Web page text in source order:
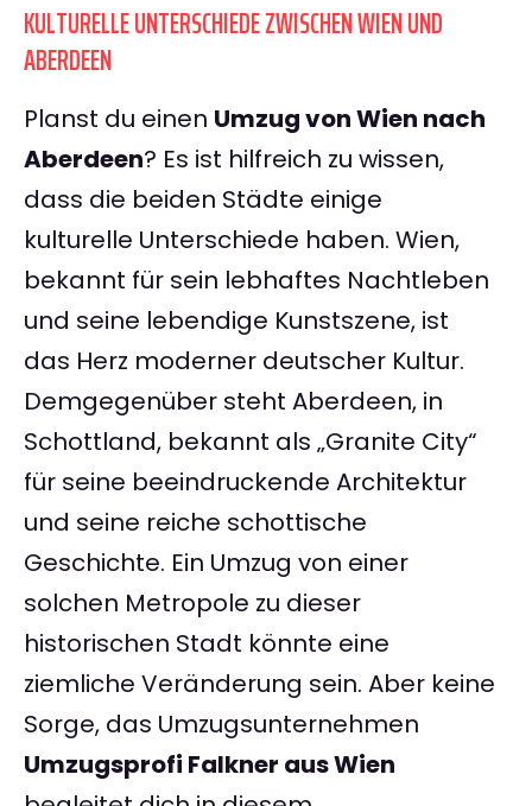
KULTURELLE UNTERSCHIEDE ZWISCHEN WIEN UND
ABERDEEN
Planst du einen Umzug von Wien nach
Aberdeen? Es ist hilfreich zu wissen,
dass die beiden Städte einige
kulturelle Unterschiede haben. Wien,
bekannt für sein lebhaftes Nachtleben
und seine lebendige Kunstszene, ist
das Herz moderner deutscher Kultur.
Demgegenüber steht Aberdeen, in
Schottland, bekannt als „Granite City“
für seine beeindruckende Architektur
und seine reiche schottische
Geschichte. Ein Umzug von einer
solchen Metropole zu dieser
historischen Stadt könnte eine
ziemliche Veränderung sein. Aber keine
Sorge, das Umzugsunternehmen
Umzugsprofi Falkner aus Wien